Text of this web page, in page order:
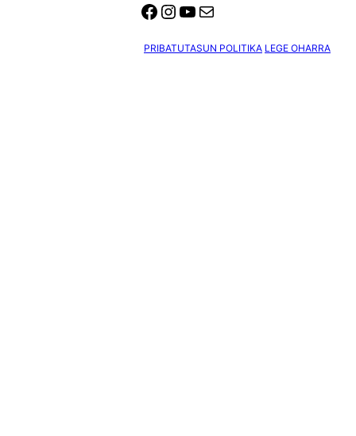
Facebook
Instagram
YouTube
Mail
PRIBATUTASUN POLITIKA LEGE OHARRA